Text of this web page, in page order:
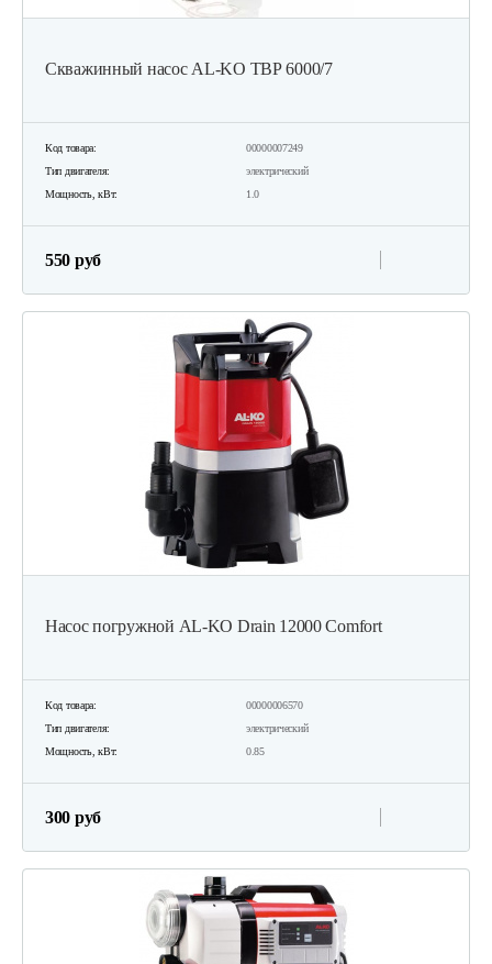
Cкважинный насос AL-KO ТВР 6000/7
Код товара:
00000007249
Тип двигателя:
электрический
Мощность, кВт:
1.0
550 руб
Насос погружной AL-KO Drain 12000 Comfort
Код товара:
00000006570
Тип двигателя:
электрический
Мощность, кВт:
0.85
300 руб